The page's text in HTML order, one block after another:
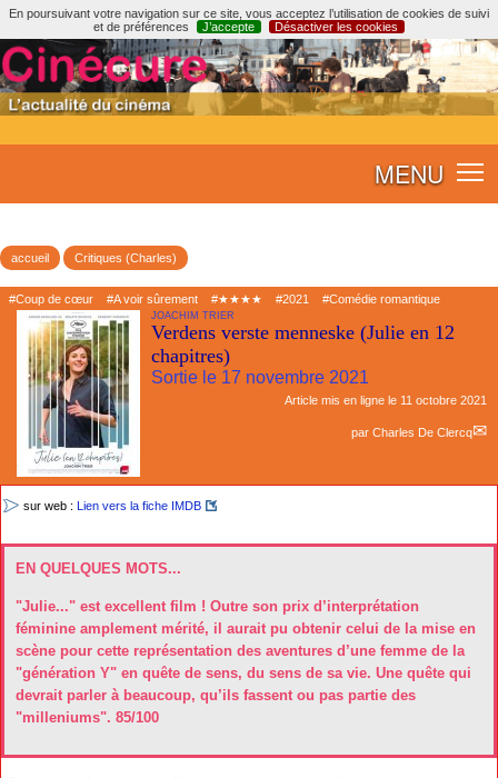
En poursuivant votre navigation sur ce site, vous acceptez l’utilisation de cookies de suivi
et de préférences
J’accepte Désactiver les cookies
MENU
accueil Critiques (Charles)
#Coup de cœur #A voir sûrement #★★★★ #2021 #Comédie romantique
JOACHIM TRIER
Verdens verste menneske (Julie en 12
chapitres)
Sortie le 17 novembre 2021
Article mis en ligne le 11 octobre 2021
par Charles De Clercq
EN QUELQUES MOTS...
"Julie..." est excellent film ! Outre son prix d’interprétation
féminine amplement mérité, il aurait pu obtenir celui de la mise en
scène pour cette représentation des aventures d’une femme de la
"génération Y" en quête de sens, du sens de sa vie. Une quête qui
devrait parler à beaucoup, qu’ils fassent ou pas partie des
"milleniums". 85/100
sur web : Lien vers la fiche IMDB